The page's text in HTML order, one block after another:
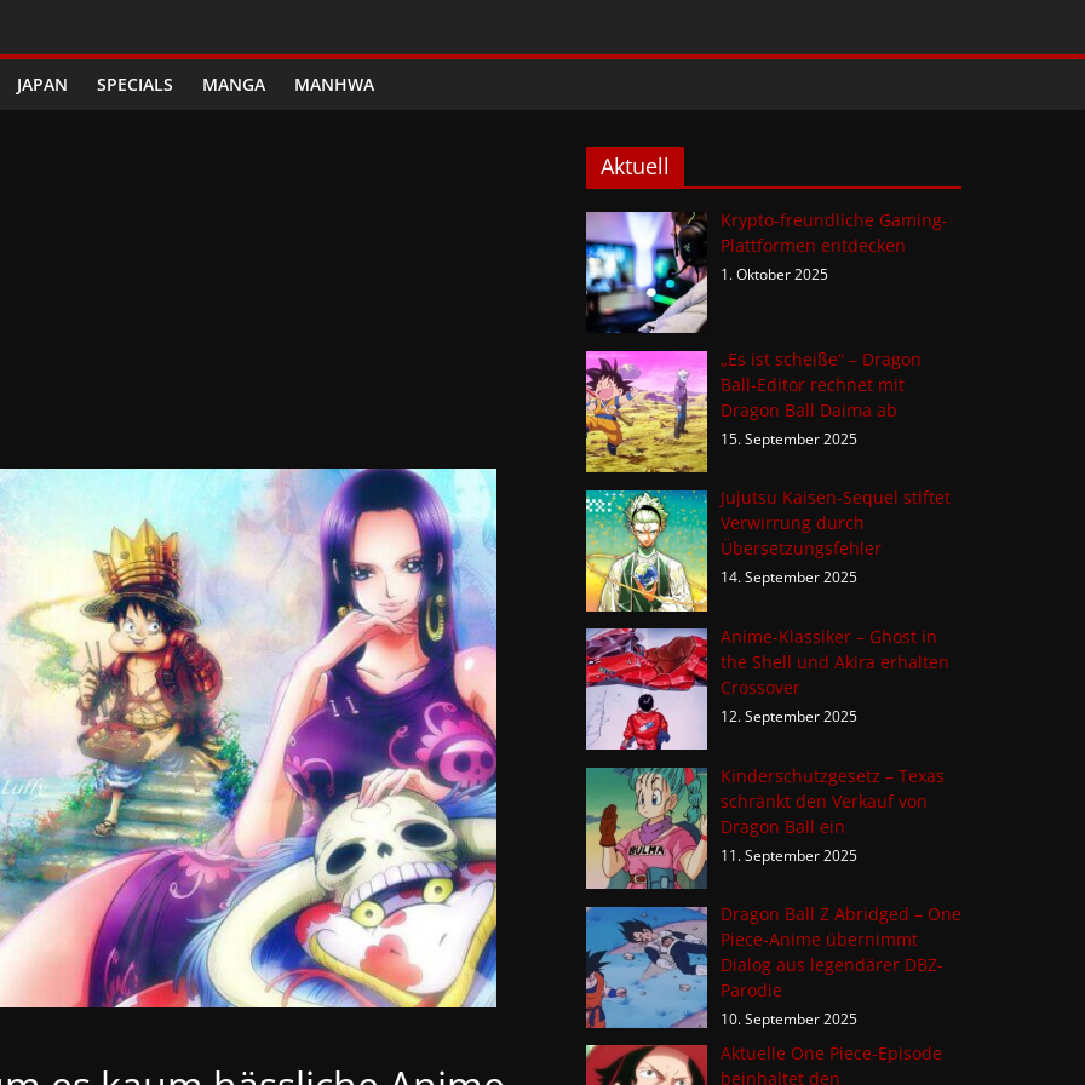
JAPAN SPECIALS MANGA MANHWA
Aktuell
Krypto-freundliche Gaming-
Plattformen entdecken
1. Oktober 2025
„Es ist scheiße“ – Dragon
Ball-Editor rechnet mit
Dragon Ball Daima ab
15. September 2025
Jujutsu Kaisen-Sequel stiftet
Verwirrung durch
Übersetzungsfehler
14. September 2025
Anime-Klassiker – Ghost in
the Shell und Akira erhalten
Crossover
12. September 2025
Kinderschutzgesetz – Texas
schränkt den Verkauf von
Dragon Ball ein
11. September 2025
Dragon Ball Z Abridged – One
Piece-Anime übernimmt
Dialog aus legendärer DBZ-
Parodie
10. September 2025
Aktuelle One Piece-Episode
beinhaltet den